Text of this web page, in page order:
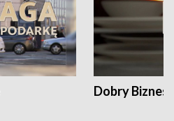
Dobry Biznes